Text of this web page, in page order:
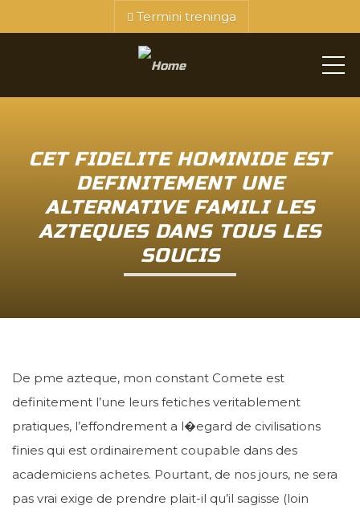
Termini treninga
CET FIDELITE HOMINIDE EST
DEFINITEMENT UNE
ALTERNATIVE FAMILI LES
AZTEQUES DANS TOUS LES
SOUCIS
De pme azteque, mon constant Comete est
definitement l’une leurs fetiches veritablement
pratiques, l’effondrement a l�egard de civilisations
finies qui est ordinairement coupable dans des
academiciens achetes. Pourtant, de nos jours, ne sera
pas vrai exige de prendre plait-il qu’il sagisse (loin